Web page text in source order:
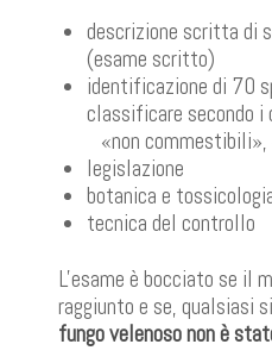
descrizione scritta di
(esame scritto)
identificazione di 70
classificare secondo
«non
legislazione
botanica e
tecnica del controllo
L'esame è bocciato se il
raggiunto e se, qualsiasi
fungo velenoso non è